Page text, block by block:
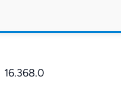
16.368.0